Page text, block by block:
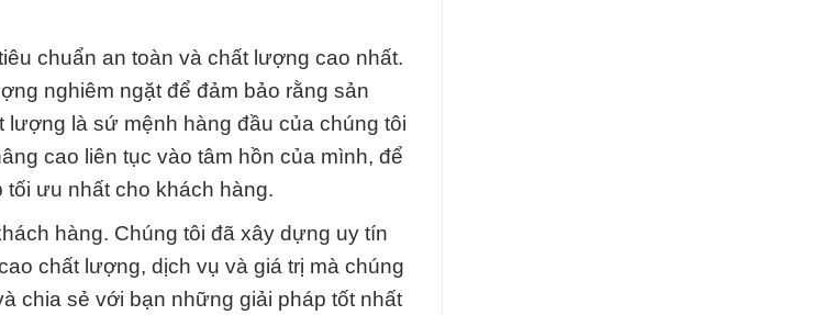
chuẩn an toàn và chất lượng cao nhất.
nghiêm ngặt để đảm bảo rằng sản
là sứ mệnh hàng đầu của chúng tôi
cao liên tục vào tâm hồn của mình, để
ưu nhất cho khách hàng.
hàng. Chúng tôi đã xây dựng uy tín
chất lượng, dịch vụ và giá trị mà chúng
chia sẻ với bạn những giải pháp tốt nhất